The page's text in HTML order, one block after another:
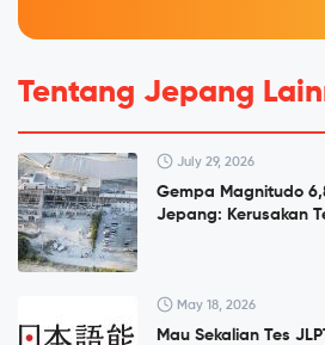
Tentang Jepang
July 29, 2026
Gempa Magnitudo
Jepang: Kerusakan
May 18, 2026
Mau Sekalian Tes